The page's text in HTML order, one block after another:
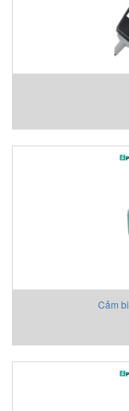
Cảm